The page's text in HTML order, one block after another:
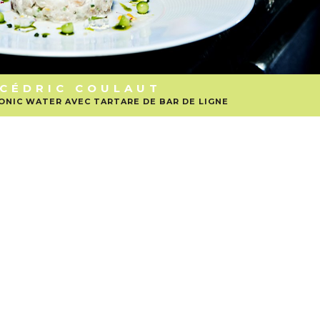
COULAUT
WATER AVEC TARTARE DE BAR DE LIGNE